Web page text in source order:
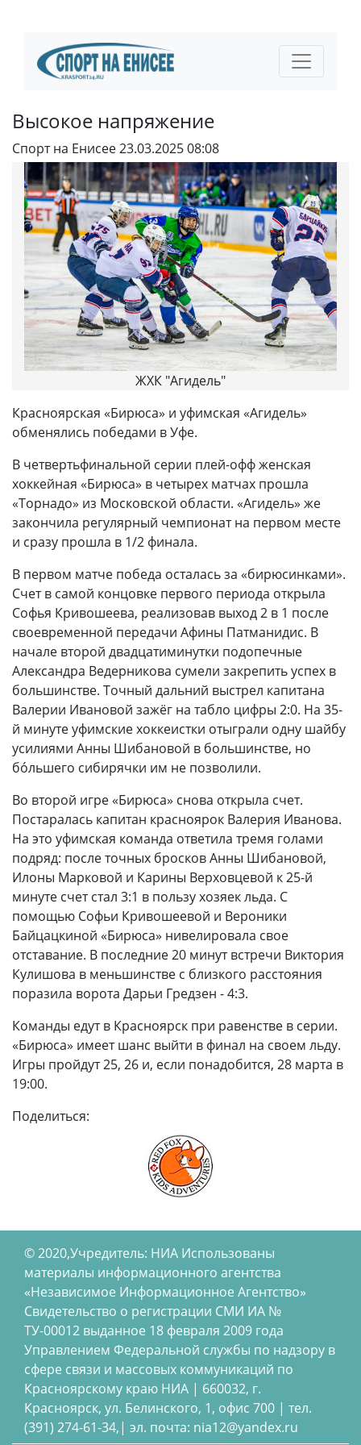
Высокое напряжение
Спорт на Енисее23.03.2025 08:08
ЖХК "Агидель"
Красноярская «Бирюса» и уфимская «Агидель»
обменялись победами в Уфе.
В четвертьфинальной серии плей-офф женская
хоккейная «Бирюса» в четырех матчах прошла
«Торнадо» из Московской области. «Агидель» же
закончила регулярный чемпионат на первом месте
и сразу прошла в 1/2 финала.
В первом матче победа осталась за «бирюсинками».
Счет в самой концовке первого периода открыла
Софья Кривошеева, реализовав выход 2 в 1 после
своевременной передачи Афины Патманидис. В
начале второй двадцатиминутки подопечные
Александра Ведерникова сумели закрепить успех в
большинстве. Точный дальний выстрел капитана
Валерии Ивановой зажёг на табло цифры 2:0. На 35-
й минуте уфимские хоккеистки отыграли одну шайбу
усилиями Анны Шибановой в большинстве, но
бóльшего сибирячки им не позволили.
Во второй игре «Бирюса» снова открыла счет.
Постаралась капитан красноярок Валерия Иванова.
На это уфимская команда ответила тремя голами
подряд: после точных бросков Анны Шибановой,
Илоны Марковой и Карины Верховцевой к 25-й
минуте счет стал 3:1 в пользу хозяек льда. С
помощью Софьи Кривошеевой и Вероники
Байцацкиной «Бирюса» нивелировала свое
отставание. В последние 20 минут встречи Виктория
Кулишова в меньшинстве с близкого расстояния
поразила ворота Дарьи Гредзен - 4:3.
Команды едут в Красноярск при равенстве в серии.
«Бирюса» имеет шанс выйти в финал на своем льду.
Игры пройдут 25, 26 и, если понадобится, 28 марта в
19:00.
Поделиться:
© 2020,Учредитель: НИА Использованы
материалы информационного агентства
«Независимое Информационное Агентство»
Свидетельство о регистрации СМИ ИА №
ТУ-00012 выданное 18 февраля 2009 года
Управлением Федеральной службы по надзору в
сфере связи и массовых коммуникаций по
Красноярскому краю НИА | 660032, г.
Красноярск, ул. Белинского, 1, офис 700 | тел.
(391) 274-61-34,| эл. почта: nia12@yandex.ru